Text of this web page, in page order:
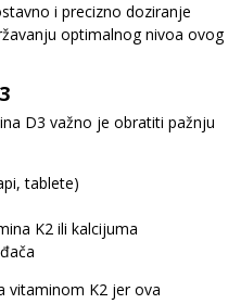
i precizno doziranje
optimalnog nivoa ovog
D3 važno je obratiti pažnju
tablete)
K2 ili kalcijuma
vitaminom K2 jer ova